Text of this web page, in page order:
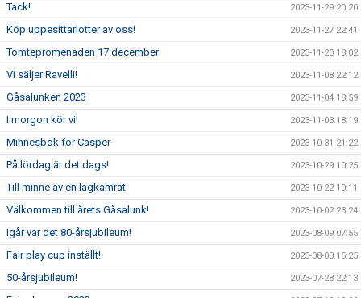
Tack! 2023-11-29 20:20
Köp uppesittarlotter av oss! 2023-11-27 22:41
Tomtepromenaden 17 december 2023-11-20 18:02
Vi säljer Ravelli! 2023-11-08 22:12
Gåsalunken 2023 2023-11-04 18:59
I morgon kör vi! 2023-11-03 18:19
Minnesbok för Casper 2023-10-31 21:22
På lördag är det dags! 2023-10-29 10:25
Till minne av en lagkamrat 2023-10-22 10:11
Välkommen till årets Gåsalunk! 2023-10-02 23:24
Igår var det 80-årsjubileum! 2023-08-09 07:55
Fair play cup inställt! 2023-08-03 15:25
50-årsjubileum! 2023-07-28 22:13